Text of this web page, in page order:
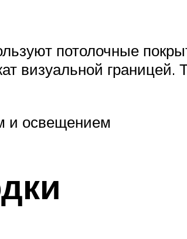
потолочные
визуальной
и освещением